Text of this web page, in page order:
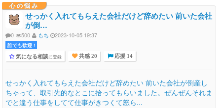
心の悩み
せっかく入れてもらえた会社だけど辞めたい 前いた会社
が倒…
0 500 もち 2023-10-05 19:37
誰でも歓迎 !
気になる相談に登録 共感 20 応援 14
せっかく入れてもらえた会社だけど辞めたい 前いた会社が倒産し
ちゃって、取引先的なとこに拾ってもらいました。ぜんぜんそれま
でと違う仕事をしてて仕事がきつくて怒ら...